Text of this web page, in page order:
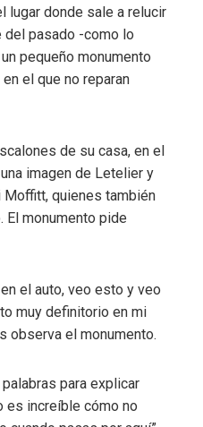
lugar donde sale a relucir
pasado -como lo
pequeño monumento
el que no reparan
de su casa, en el
imagen de Letelier y
quienes también
monumento pide
el auto, veo esto y veo
muy definitorio en mi
observa el monumento.
para explicar
es increíble cómo no